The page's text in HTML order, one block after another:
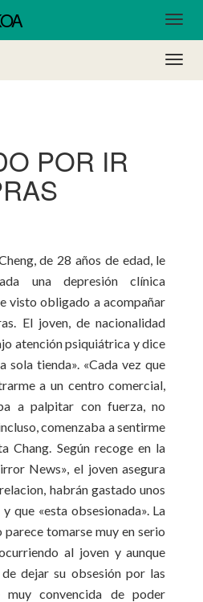
POR IR
de 28 años de edad, le
una depresión clínica
visto obligado a acompañar
El joven, de nacionalidad
atención psiquiátrica y dice
sola tienda». «Cada vez que
a un centro comercial,
a palpitar con fuerza, no
comenzaba a sentirme
Chang. Según recoge en la
News», el joven asegura
habrán gastado unos
que «esta obsesionada». La
parece tomarse muy en serio
al joven y aunque
dejar su obsesión por las
muy convencida de poder